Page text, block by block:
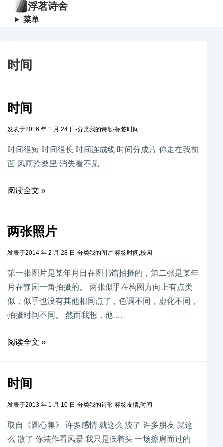
浮茗诗舍
菜单
时间
时间
发表于2016 年 1 月 24 日 -分类我的诗歌-标签时间
时间很短 时间很长 时间连成线 时间分成片 你走在我前
面 风雨沧桑里 消失看不见
阅读全文 »
两张照片
发表于2014 年 2 月 28 日 -分类我的图片-标签时间,校园
第一张图片是某年月日在图书馆拍摄的，第二张是某年
月在静园一角拍摄的。 两张似乎在构图方向上有点类
似，似乎也没有其他相同点了，色调不同，虚化不同，
拍摄时间不同。 然而我想，他 …
阅读全文 »
时间
发表于2013 年 1 月 10 日 -分类我的诗歌-标签友情,时间
取自《圆心集》 许多感情 就这么 淡了 许多朋友 就这
么 散了 你装作看风景 我只是低着头 一场擦肩而过的